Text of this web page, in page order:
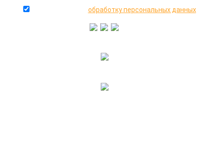
обработку персональных данных